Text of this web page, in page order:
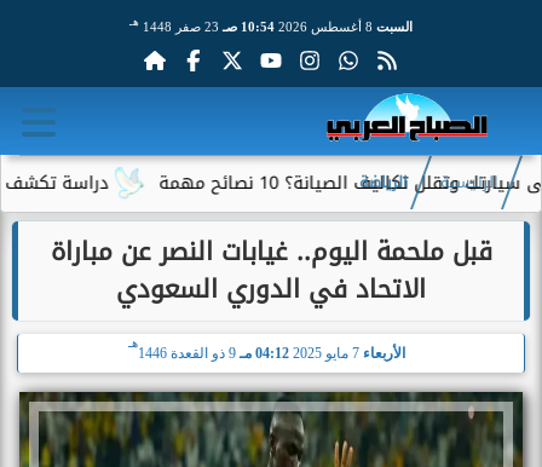
السبت 10:54 صـ 23 صفر 1448 هـ
دراسة تكشف علاقة تكاليف الصيانة؟ 10 نصائح مهمة
الرئيسية الرياضة
قبل ملحمة اليوم.. غيابات النصر عن مباراة
الاتحاد في الدوري السعودي
الأربعاء 7 مايو 2025 04:12 مـ 9 ذو القعدة 1446
هـ